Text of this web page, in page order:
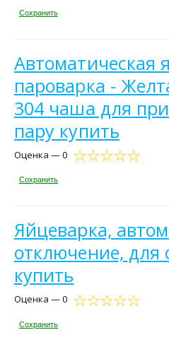
Сохранить
Автоматическая
пароварка -
304 чаша для
пару купить
Оценка — 0
Сохранить
Яйцеварка,
отключение, для
купить
Оценка — 0
Сохранить